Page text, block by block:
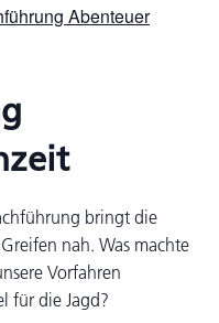
Abenteuer
bringt die
nah. Was machte
Vorfahren
für die Jagd?